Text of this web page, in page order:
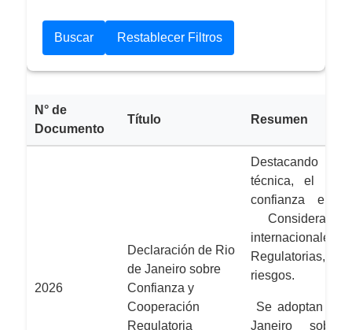
N° de
Documento
Título Resumen
2026
Declaración de Rio
de Janeiro sobre
Confianza y
Cooperación
Regulatoria
Destacando la
técnica, el
confianza
Regulatorias,
riesgos.
Se adoptan la
Janeiro sobre